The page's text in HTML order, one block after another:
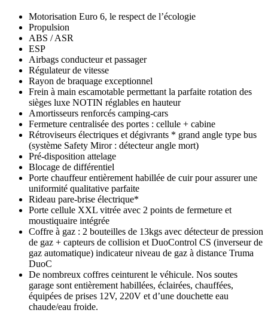
Motorisation Euro 6, le respect de l’écologie
Propulsion
ABS / ASR
ESP
Airbags conducteur et passager
Régulateur de vitesse
Rayon de braquage exceptionnel
Frein à main escamotable permettant la parfaite rotation des
sièges luxe NOTIN réglables en hauteur
Amortisseurs renforcés camping-cars
Fermeture centralisée des portes : cellule + cabine
Rétroviseurs électriques et dégivrants * grand angle type bus
(système Safety Miror : détecteur angle mort)
Pré-disposition attelage
Blocage de différentiel
Porte chauffeur entièrement habillée de cuir pour assurer une
uniformité qualitative parfaite
Rideau pare-brise électrique*
Porte cellule XXL vitrée avec 2 points de fermeture et
moustiquaire intégrée
Coffre à gaz : 2 bouteilles de 13kgs avec détecteur de pression
de gaz + capteurs de collision et DuoControl CS (inverseur de
gaz automatique) indicateur niveau de gaz à distance Truma
DuoC
De nombreux coffres ceinturent le véhicule. Nos soutes
garage sont entièrement habillées, éclairées, chauffées,
équipées de prises 12V, 220V et d’une douchette eau
chaude/eau froide.